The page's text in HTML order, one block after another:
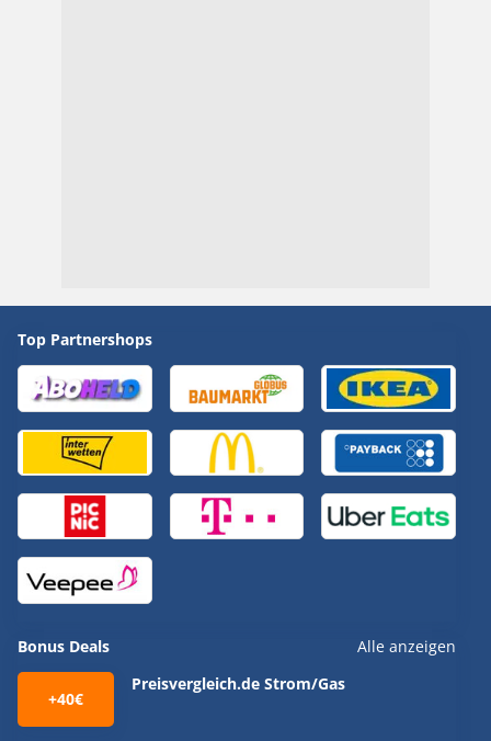
Top Partnershops
Bonus Deals Alle anzeigen
+40€
Preisvergleich.de Strom/Gas